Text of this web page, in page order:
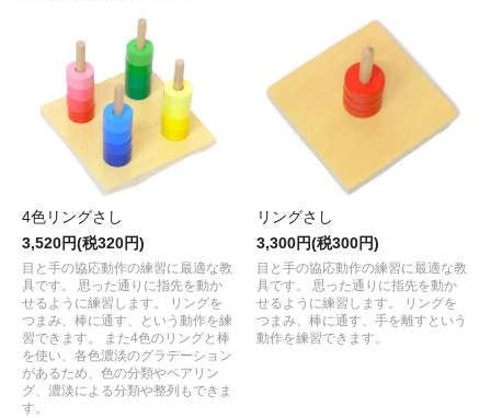
4色リングさし
3,520円(税320円)
目と手の協応動作の練習に最適な教
具です。 思った通りに指先を動か
せるように練習します。 リングを
つまみ、棒に通す、という動作を練
習できます。 また4色のリングと棒
を使い、各色濃淡のグラデーション
があるため、色の分類やペアリン
グ、濃淡による分類や整列もできま
す。
リングさし
3,300円(税300円)
目と手の協応動作の練習に最適な教
具です。 思った通りに指先を動か
せるように練習します。 リングを
つまみ、棒に通す、手を離すという
動作を練習できます。